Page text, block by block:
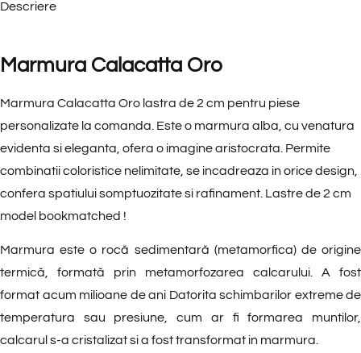
Descriere
Marmura Calacatta Oro
Marmura Calacatta Oro lastra de 2 cm pentru piese
personalizate la comanda. Este o marmura alba, cu venatura
evidenta si eleganta, ofera o imagine aristocrata. Permite
combinatii coloristice nelimitate, se incadreaza in orice design,
confera spatiului somptuozitate si rafinament. Lastre de 2 cm
model bookmatched !
Marmura este o rocă sedimentară (metamorfica) de origine
termică, formată prin metamorfozarea calcarului. A fost
format acum milioane de ani Datorita schimbarilor extreme de
temperatura sau presiune, cum ar fi formarea muntilor,
calcarul s-a cristalizat si a fost transformat in marmura.